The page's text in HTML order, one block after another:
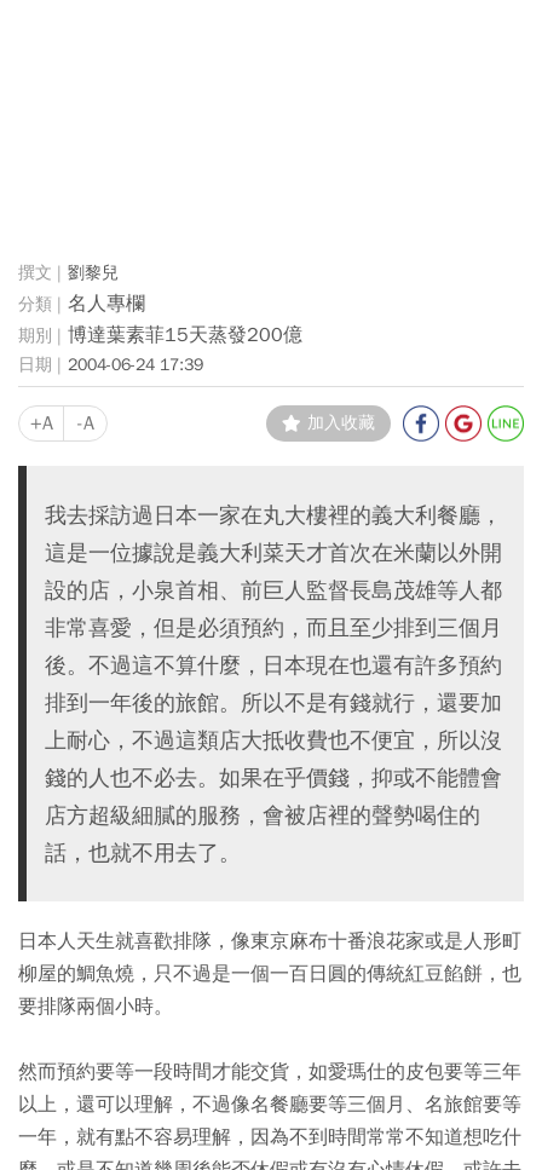
劉黎兒
名人專欄
博達葉素菲15天蒸發200億
2004-06-24 17:39
+A -A 加入收藏
我去採訪過日本一家在丸大樓裡的義大利餐廳，
這是一位據說是義大利菜天才首次在米蘭以外開
設的店，小泉首相、前巨人監督長島茂雄等人都
非常喜愛，但是必須預約，而且至少排到三個月
後。不過這不算什麼，日本現在也還有許多預約
排到一年後的旅館。所以不是有錢就行，還要加
上耐心，不過這類店大抵收費也不便宜，所以沒
錢的人也不必去。如果在乎價錢，抑或不能體會
店方超級細膩的服務，會被店裡的聲勢喝住的
話，也就不用去了。
日本人天生就喜歡排隊，像東京麻布十番浪花家或是人形町
柳屋的鯛魚燒，只不過是一個一百日圓的傳統紅豆餡餅，也
要排隊兩個小時。
然而預約要等一段時間才能交貨，如愛瑪仕的皮包要等三年
以上，還可以理解，不過像名餐廳要等三個月、名旅館要等
一年，就有點不容易理解，因為不到時間常常不知道想吃什